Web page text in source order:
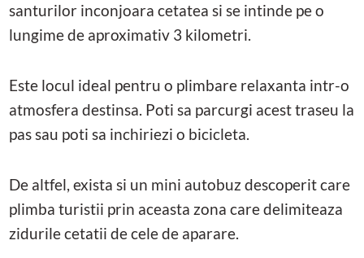
santurilor inconjoara cetatea si se intinde pe o
lungime de aproximativ 3 kilometri.
Este locul ideal pentru o plimbare relaxanta intr-o
atmosfera destinsa. Poti sa parcurgi acest traseu la
pas sau poti sa inchiriezi o bicicleta.
De altfel, exista si un mini autobuz descoperit care
plimba turistii prin aceasta zona care delimiteaza
zidurile cetatii de cele de aparare.